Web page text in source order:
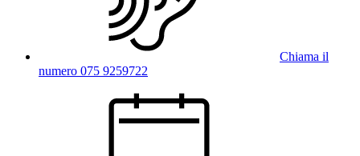
Chiama il
numero 075 9259722